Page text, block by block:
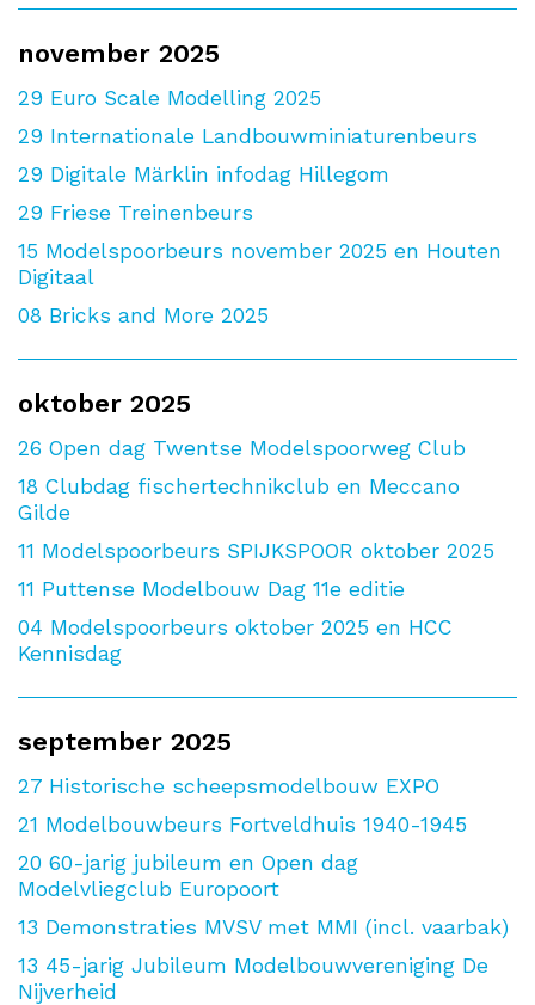
november 2025
29 Euro Scale Modelling 2025
29 Internationale Landbouwminiaturenbeurs
29 Digitale Märklin infodag Hillegom
29 Friese Treinenbeurs
15 Modelspoorbeurs november 2025 en Houten
Digitaal
08 Bricks and More 2025
oktober 2025
26 Open dag Twentse Modelspoorweg Club
18 Clubdag fischertechnikclub en Meccano
Gilde
11 Modelspoorbeurs SPIJKSPOOR oktober 2025
11 Puttense Modelbouw Dag 11e editie
04 Modelspoorbeurs oktober 2025 en HCC
Kennisdag
september 2025
27 Historische scheepsmodelbouw EXPO
21 Modelbouwbeurs Fortveldhuis 1940-1945
20 60-jarig jubileum en Open dag
Modelvliegclub Europoort
13 Demonstraties MVSV met MMI (incl. vaarbak)
13 45-jarig Jubileum Modelbouwvereniging De
Nijverheid